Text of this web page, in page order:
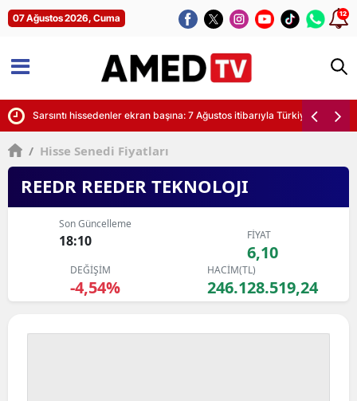
07 Ağustos 2026, Cuma 12
Sarsıntı hissedenler ekran başına: 7 Ağustos itibarıyla Türkiye'de son
/ Hisse Senedi Fiyatları
REEDR REEDER TEKNOLOJI
Son Güncelleme
18:10 FİYAT
6,10
DEĞİŞİM
-4,54%
HACİM(TL)
246.128.519,24